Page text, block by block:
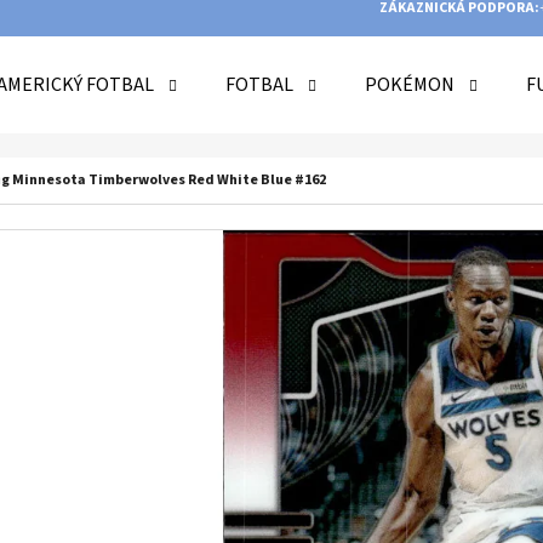
ZÁKAZNICKÁ PODPORA:
FOTBAL FOTBAL POKÉMON
Minnesota Timberwolves Red White Blue #162
HLEDAT
DOPORUČUJEME